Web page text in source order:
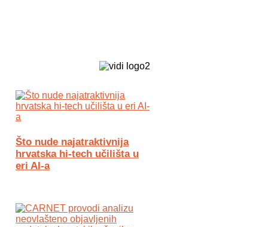
Što nude najatraktivnija
hrvatska hi-tech učilišta u
eri AI-a